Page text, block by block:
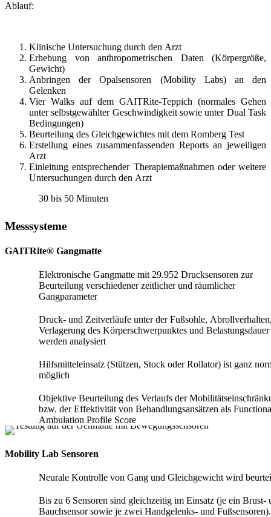
Ablauf:
Klinische Untersuchung durch den Arzt
Erhebung von anthropometrischen Daten (Körpergröße,
Gewicht)
Anbringen der Opalsensoren (Mobility Labs) an den
Gelenken
Vier Walks auf dem GAITRite-Teppich (normales Gehen
unter selbstgewählter Geschwindigkeit sowie unter Dual Task
Bedingungen)
Beurteilung des Gleichgewichtes mit dem Romberg Test
Erstellung eines zusammenfassenden Reports an jeweiligen
Arzt
Einleitung entsprechender Therapiemaßnahmen oder weitere
Untersuchungen durch den Arzt
30 bis 50 Minuten
Messsysteme
GAITRite® Gangmatte
Elektronische Gangmatte mit 29.952 Drucksensoren zur
Beurteilung verschiedener zeitlicher und räumlicher
Gangparameter
Druck- und Zeitverläufe unter der Fußsohle,
Verlagerung des Körperschwerpunktes und Belastungsdauer
werden analysiert
Hilfsmitteleinsatz (Stützen, Stock oder Rollator) ist ganz
möglich
Objektive Beurteilung des Verlaufs der
bzw. der Effektivität von Behandlungsansätzen als
Ambulation Profile Score
Mobility Lab Sensoren
Neurale Kontrolle von Gang und Gleichgewicht wird
Bis zu 6 Sensoren sind gleichzeitig im Einsatz (je ein Brust-
Bauchsensor sowie je zwei Handgelenks- und Fußsensoren).